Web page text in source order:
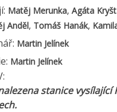
Matěj Merunka, Agáta
Anděl, Tomáš Hanák,
Martin Jelínek
Martin Jelínek
stanice vysílající